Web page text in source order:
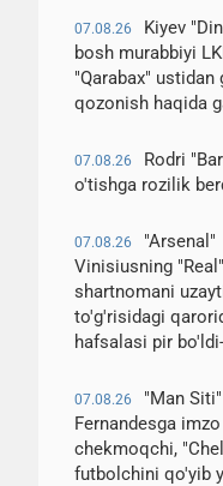
07.08.26
Kiyev
bosh murabbiyi
"Qarabax" ustidan
qozonish haqida
07.08.26
Rodri
o'tishga rozilik
07.08.26
"Arsenal"
Vinisiusning
shartnomani
to'g'risidagi
hafsalasi pir
07.08.26
"Man
Fernandesga imzo
chekmoqchi,
futbolchini qo'yib